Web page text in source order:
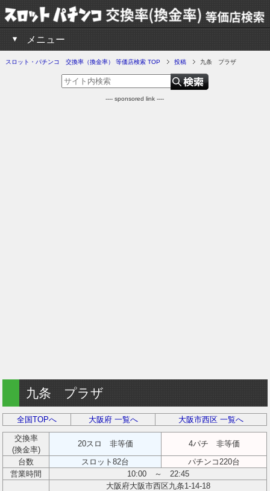
メニュー
スロット・パチンコ 交換率（換金率） 等価店検索 TOP 投稿 九条 プラザ
---- sponsored link ----
九条 プラザ
全国TOPへ 大阪府 一覧へ 大阪市西区 一覧へ
交換率
(換金率)
20スロ 非等価
4パチ 非等価
台数
スロット82台
パチンコ220台
営業時間
10:00 ～ 22:45
大阪府大阪市西区九条1-14-18